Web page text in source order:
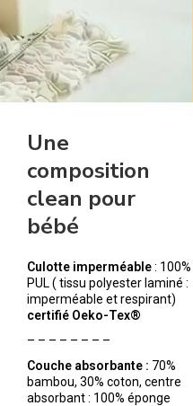
Une
composition
clean pour
bébé
Culotte imperméable: 100%
PUL ( tissu polyester laminé :
imperméable et respirant)
certifié Oeko-Tex®
– – – – – – – –
Couche absorbante : 70%
bambou, 30% coton, centre
absorbant : 100% éponge